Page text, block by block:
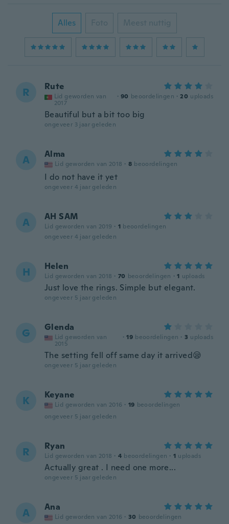
Alles Foto Meest nuttig
R Rute
Lid geworden van
2017
· 90 beoordelingen · 20 uploads
Beautiful but a bit too big
ongeveer 3 jaar geleden
A Alma
Lid geworden van 2018 · 8 beoordelingen
I do not have it yet
ongeveer 4 jaar geleden
A AH SAM
Lid geworden van 2019 · 1 beoordelingen
ongeveer 4 jaar geleden
H Helen
Lid geworden van 2018 · 70 beoordelingen · 1 uploads
Just love the rings. Simple but elegant.
ongeveer 5 jaar geleden
G Glenda
Lid geworden van
2015
· 19 beoordelingen · 3 uploads
The setting fell off same day it arrived😪
ongeveer 5 jaar geleden
K Keyane
Lid geworden van 2016 · 19 beoordelingen
ongeveer 5 jaar geleden
R Ryan
Lid geworden van 2018 · 4 beoordelingen · 1 uploads
Actually great . I need one more...
ongeveer 5 jaar geleden
A Ana
Lid geworden van 2016 · 30 beoordelingen